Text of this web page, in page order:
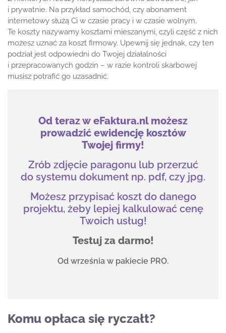
i prywatnie. Na przykład samochód, czy abonament
internetowy służą Ci w czasie pracy i w czasie wolnym.
Te koszty nazywamy kosztami mieszanymi, czyli część z nich
możesz uznać za koszt firmowy. Upewnij się jednak, czy ten
podział jest odpowiedni do Twojej działalności
i przepracowanych godzin – w razie kontroli skarbowej
musisz potrafić go uzasadnić.
Od teraz w eFaktura.nl możesz
prowadzić ewidencję kosztów
Twojej firmy!
Zrób zdjęcie paragonu lub przerzuć
do systemu dokument np. pdf, czy jpg.
Możesz przypisać koszt do danego
projektu, żeby lepiej kalkulować cenę
Twoich usług!
Testuj za darmo!
Od września w pakiecie PRO.
Komu opłaca się ryczałt?